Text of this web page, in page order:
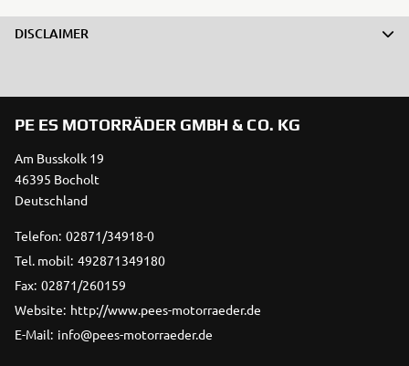
DISCLAIMER
PE ES MOTORRÄDER GMBH & CO. KG
Am Busskolk 19
46395 Bocholt
Deutschland
Telefon: 02871/34918-0
Tel. mobil: 492871349180
Fax: 02871/260159
Website: http://www.pees-motorraeder.de
E-Mail: info@pees-motorraeder.de